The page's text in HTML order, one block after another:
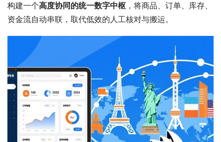
构建一个高度协同的统一数字中枢 ，将商品、订单、库存、
资金流自动串联，取代低效的人工核对与搬运。